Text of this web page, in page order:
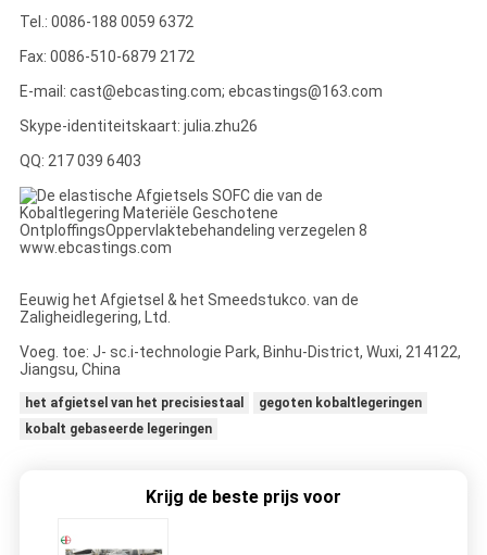
Tel.: 0086-188 0059 6372
Fax: 0086-510-6879 2172
E-mail: cast@ebcasting.com; ebcastings@163.com
Skype-identiteitskaart: julia.zhu26
QQ: 217 039 6403
www.ebcastings.com
Eeuwig het Afgietsel & het Smeedstukco. van de
Zaligheidlegering, Ltd.
Voeg. toe: J- sc.i-technologie Park, Binhu-District, Wuxi, 214122,
Jiangsu, China
het afgietsel van het precisiestaal
gegoten kobaltlegeringen
kobalt gebaseerde legeringen
Krijg de beste prijs voor